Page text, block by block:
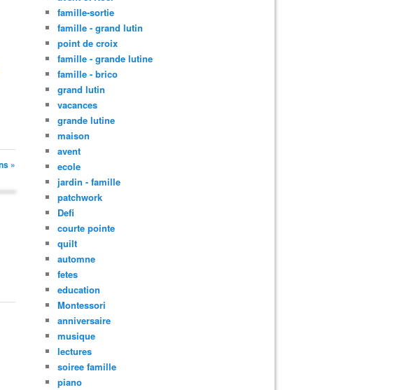
»
famille-sortie
famille - grand lutin
point de croix
famille - grande lutine
famille - brico
grand lutin
vacances
grande lutine
maison
avent
ecole
jardin - famille
patchwork
Defi
courte pointe
quilt
automne
fetes
education
Montessori
anniversaire
musique
lectures
soiree famille
piano